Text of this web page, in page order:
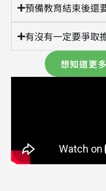
預備教育結束後還
有沒有一定要爭取
想知道更